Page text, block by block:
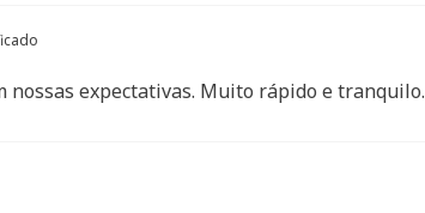
expectativas. Muito rápido e tranquilo.